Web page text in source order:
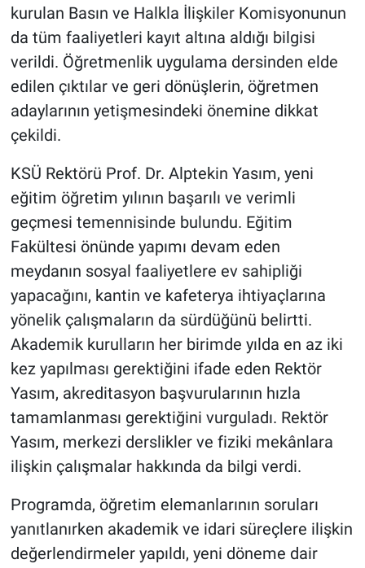
kurulan Basın ve Halkla İlişkiler Komisyonunun
da tüm faaliyetleri kayıt altına aldığı bilgisi
verildi. Öğretmenlik uygulama dersinden elde
edilen çıktılar ve geri dönüşlerin, öğretmen
adaylarının yetişmesindeki önemine dikkat
çekildi.
KSÜ Rektörü Prof. Dr. Alptekin Yasım, yeni
eğitim öğretim yılının başarılı ve verimli
geçmesi temennisinde bulundu. Eğitim
Fakültesi önünde yapımı devam eden
meydanın sosyal faaliyetlere ev sahipliği
yapacağını, kantin ve kafeterya ihtiyaçlarına
yönelik çalışmaların da sürdüğünü belirtti.
Akademik kurulların her birimde yılda en az iki
kez yapılması gerektiğini ifade eden Rektör
Yasım, akreditasyon başvurularının hızla
tamamlanması gerektiğini vurguladı. Rektör
Yasım, merkezi derslikler ve fiziki mekânlara
ilişkin çalışmalar hakkında da bilgi verdi.
Programda, öğretim elemanlarının soruları
yanıtlanırken akademik ve idari süreçlere ilişkin
değerlendirmeler yapıldı, yeni döneme dair